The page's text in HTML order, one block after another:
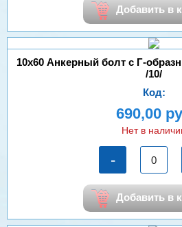
Добавить в
10х60 Анкерный болт с Г-
/10/
Код:
690,00
Нет в
-
Добавить в